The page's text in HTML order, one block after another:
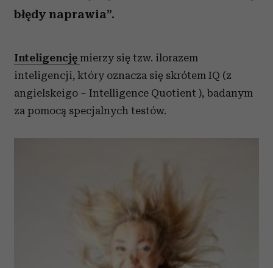
błędy naprawia”.
Inteligencję mierzy się tzw. ilorazem
inteligencji, który oznacza się skrótem IQ (z
angielskeigo – Intelligence Quotient ), badanym
za pomocą specjalnych testów.